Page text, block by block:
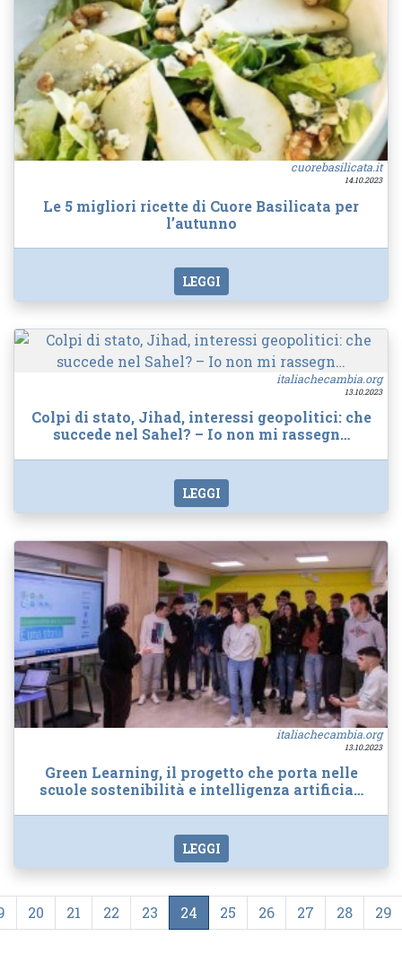
cuorebasilicata.it
14.10.2023
Le 5 migliori ricette di Cuore Basilicata per
l’autunno
LEGGI
italiachecambia.org
13.10.2023
Colpi di stato, Jihad, interessi geopolitici: che
succede nel Sahel? – Io non mi rassegn…
LEGGI
italiachecambia.org
13.10.2023
Green Learning, il progetto che porta nelle
scuole sostenibilità e intelligenza artificia…
LEGGI
20 21 22 23 24 25 26 27 28 29